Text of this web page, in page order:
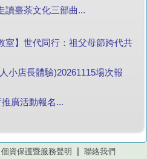
讀臺茶文化三部曲...
室】世代同行：祖父母節跨代共
小店長體驗)20261115場次報
廣活動報名...
個資保護暨服務聲明 聯絡我們